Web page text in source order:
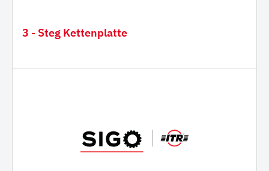
3 - Steg Kettenplatte